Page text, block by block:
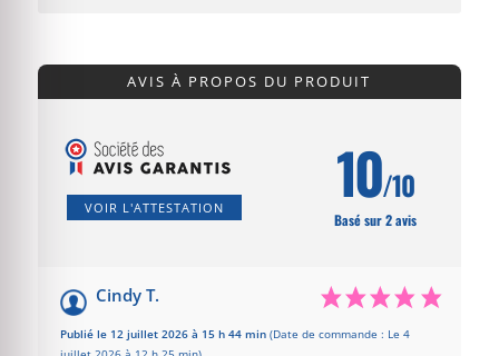
AVIS À PROPOS DU PRODUIT
VOIR L'ATTESTATION 10/10
Basé sur 2 avis
Cindy T.
Publié le 12 juillet 2026 à 15 h 44 min (Date de commande : Le 4